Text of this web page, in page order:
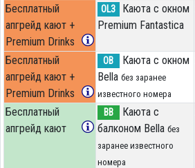
Бесплатный
апгрейд кают +
Premium Drinks
OL3
Каюта с окном
Premium Fantastica
Бесплатный
апгрейд кают +
Premium Drinks
OB
Каюта с окном
Bella без заранее
известного номера
Бесплатный
апгрейд кают
BB
Каюта с
балконом Bella без
заранее известного
номера